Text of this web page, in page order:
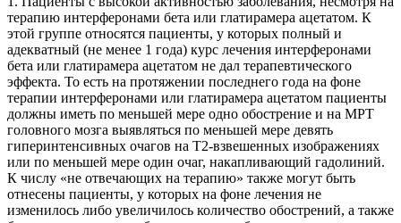
терапию интерферонами бета или глатирамера ацетатом. К
этой группе относятся пациенты, у которых полный и
адекватный (не менее 1 года) курс лечения интерферонами
бета или глатирамера ацетатом не дал терапевтического
эффекта. То есть на протяжении последнего года на фоне
терапии интерферонами или глатирамера ацетатом пациенты
должны иметь по меньшей мере одно обострение и на МРТ
головного мозга выявляться по меньшей мере девять
гиперинтенсивных очагов на T2-взвешенных изображениях
или по меньшей мере один очаг, накапливающий гадолиний.
К числу «не отвечающих на терапию» также могут быть
отнесены пациенты, у которых на фоне лечения не
изменилось либо увеличилось количество обострений, а также